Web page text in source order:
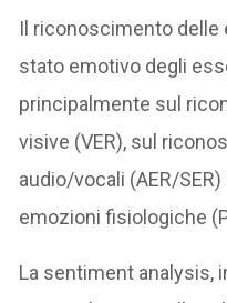
Il riconoscimento delle
stato emotivo degli
principalmente sul
visive (VER), sul
audio/vocali (AER/
emozioni fisiologiche
La sentiment analysis,